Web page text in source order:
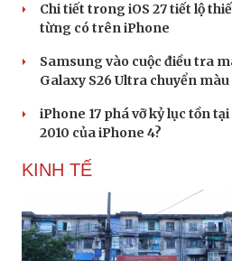
Chi tiết trong iOS 27 tiết lộ
từng có trên iPhone
Samsung vào cuộc điều tra
Galaxy S26 Ultra chuyển màu
iPhone 17 phá vỡ kỷ lục tồn
2010 của iPhone 4?
KINH TẾ